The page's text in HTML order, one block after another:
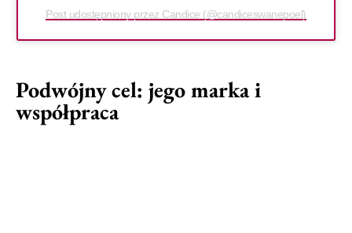
Post udostępniony przez Candice (@candiceswanepoel)
Podwójny cel: jego marka i
współpraca